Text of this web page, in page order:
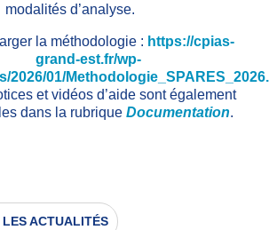
modalités d’analyse.
la méthodologie : https://cpias-
grand-est.fr/wp-
2026/01/
et vidéos d’aide sont également
dans la rubrique Documentation.
ACTUALITÉS